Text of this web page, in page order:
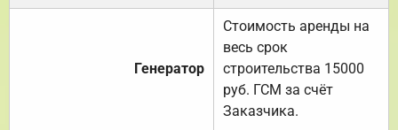
Генератор
Стоимость аренды на
весь срок
строительства 15000
руб. ГСМ за счёт
Заказчика.